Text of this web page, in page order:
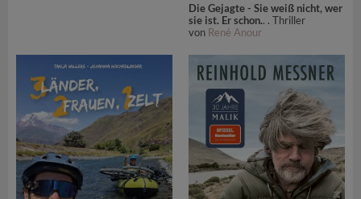
Die Gejagte - Sie weiß nicht, wer
sie ist. Er schon.. . Thriller
von René Anour